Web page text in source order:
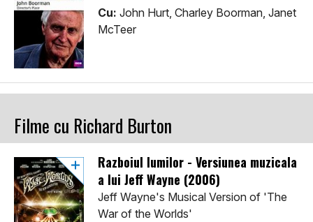
Cu: John Hurt, Charley Boorman, Janet
McTeer
Filme cu Richard Burton
Razboiul lumilor - Versiunea muzicala
a lui Jeff Wayne (2006)
Jeff Wayne's Musical Version of 'The
War of the Worlds'